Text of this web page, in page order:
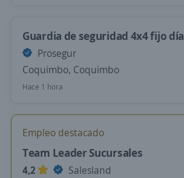
Guardia de seguridad 4x4 fijo día
Prosegur
Coquimbo, Coquimbo
Hace 1 hora
Empleo destacado
Team Leader Sucursales
4,2
Salesland